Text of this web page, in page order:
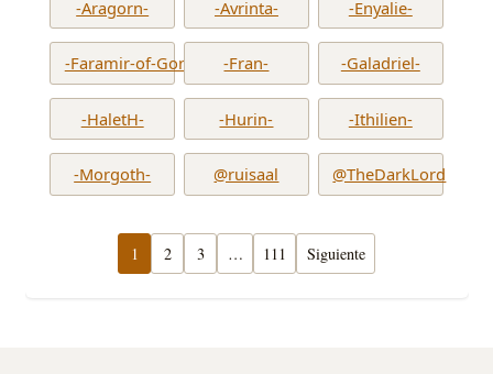
-Aragorn- -Avrinta- -Enyalie-
-Faramir-of-Gondor- -Fran- -Galadriel-
-HaletH- -Hurin- -Ithilien-
-Morgoth- @ruisaal @TheDarkLord
1 2 3 … 111 Siguiente